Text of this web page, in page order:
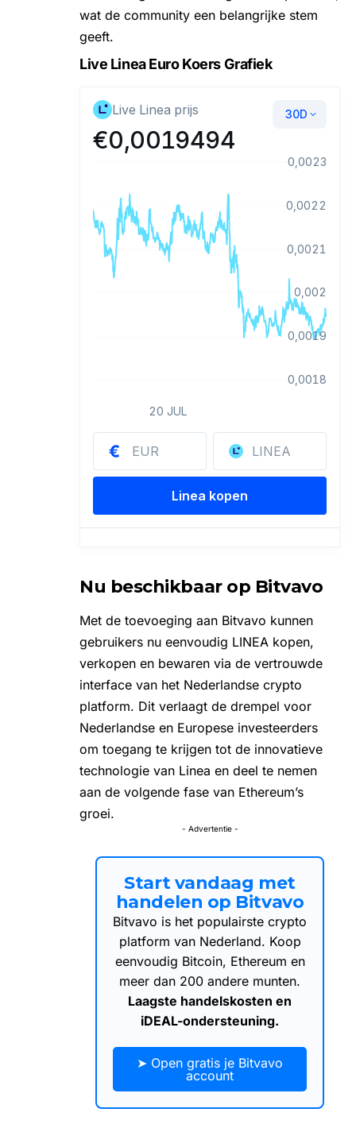
wat de community een belangrijke stem
geeft.
Live Linea Euro Koers Grafiek
Nu beschikbaar op Bitvavo
Met de toevoeging aan Bitvavo kunnen
gebruikers nu eenvoudig LINEA kopen,
verkopen en bewaren via de vertrouwde
interface van het Nederlandse crypto
platform. Dit verlaagt de drempel voor
Nederlandse en Europese investeerders
om toegang te krijgen tot de innovatieve
technologie van Linea en deel te nemen
aan de volgende fase van Ethereum’s
groei.
- Advertentie -
Start vandaag met
handelen op Bitvavo
Bitvavo is het populairste crypto
platform van Nederland. Koop
eenvoudig Bitcoin, Ethereum en
meer dan 200 andere munten.
Laagste handelskosten en
iDEAL-ondersteuning.
➤ Open gratis je Bitvavo
account